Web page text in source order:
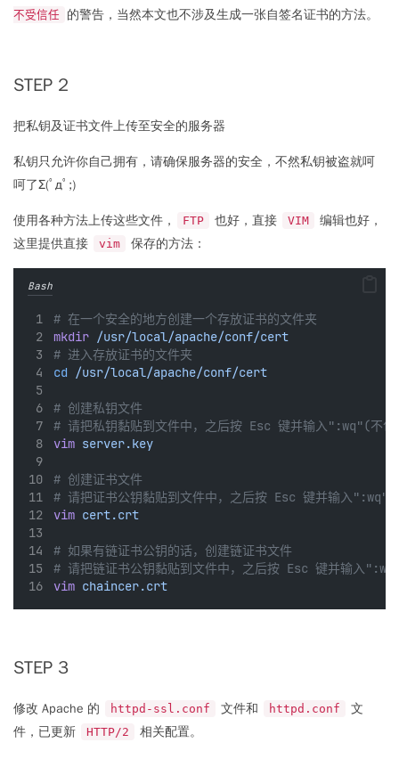
不受信任
的警告，当然本文也不涉及生成一张自签名证书的方法。
STEP 2
把私钥及证书文件上传至安全的服务器
私钥只允许你自己拥有，请确保服务器的安全，不然私钥被盗就呵
呵了Σ(ﾟдﾟ;)
使用各种方法上传这些文件， FTP 也好，直接 VIM
编辑也好，
这里提供直接
vim 保存的方法：
Bash
# 在一个安全的地方创建一个存放证书的文件夹
mkdir /usr/local/apache/conf/cert
# 进入存放证书的文件夹
cd
/usr/local/apache/conf/cert
# 创建私钥文件
# 请把私钥黏贴到文件中，之后按 Esc 键并输入":wq"(不包
vim server.key
# 创建证书文件
# 请把证书公钥黏贴到文件中，之后按 Esc 键并输入
vim cert.crt
# 如果有链证书公钥的话，创建链证书文件
# 请把链证书公钥黏贴到文件中，之后按 Esc 键并输入
vim chaincer.crt
STEP 3
修改 Apache 的 httpd-ssl.conf 文件和 httpd.conf
文
件，已更新
HTTP/2 相关配置。